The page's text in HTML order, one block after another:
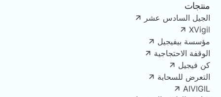
منتجات
الجيل السادس عشر
XVigil
مؤسسة بيفيجيل
الوقفة الاحتجاجية
كن فيجيل
التعرض للسحابة
AIVIGIL